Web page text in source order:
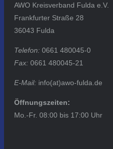
AWO Kreisverband Fulda e.V.
Frankfurter Straße 28
36043 Fulda
Telefon: 0661 480045-0
Fax: 0661 480045-21
E-Mail: info(at)awo-fulda.de
Öffnungszeiten:
Mo.-Fr. 08:00 bis 17:00 Uhr